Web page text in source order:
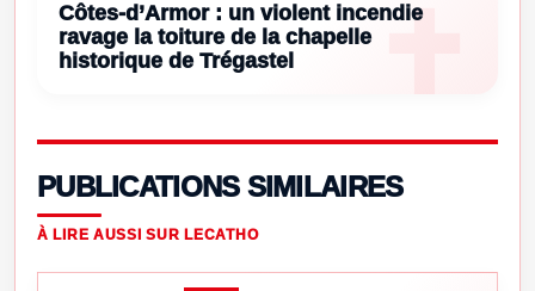
Côtes-d’Armor : un violent incendie
ravage la toiture de la chapelle
historique de Trégastel
PUBLICATIONS SIMILAIRES
À LIRE AUSSI SUR LECATHO